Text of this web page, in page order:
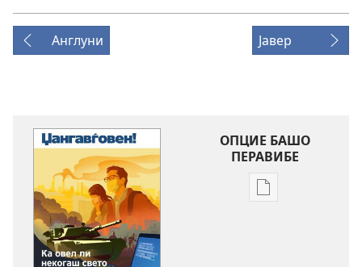
Англуни Јавер
ОПЦИЕ БАШО
ПЕРАВИБЕ
Опцие